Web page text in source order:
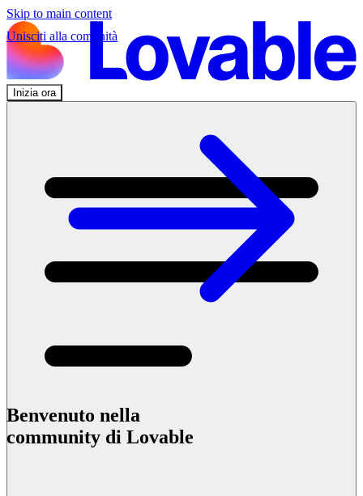
Skip to main content
Inizia ora
Unisciti alla comunità
Benvenuto nella
community di Lovable